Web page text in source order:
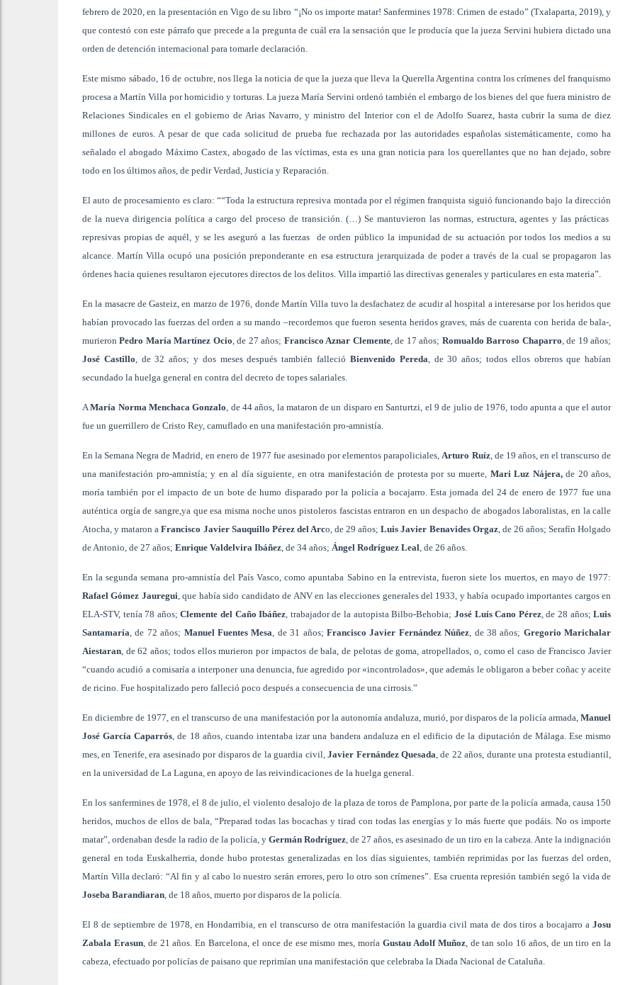
febrero de 2020, en la presentación en Vigo de su libro “¡No os importe matar! Sanfermines 1978: Crimen de estado” (Txalaparta, 2019), y
que contestó con este párrafo que precede a la pregunta de cuál era la sensación que le producía que la jueza Servini hubiera dictado una
orden de detención internacional para tomarle declaración.
Este mismo sábado, 16 de octubre, nos llega la noticia de que la jueza que lleva la Querella Argentina contra los crímenes del franquismo
procesa a Martín Villa por homicidio y torturas. La jueza María Servini ordenó también el embargo de los bienes del que fuera ministro de
Relaciones Sindicales en el gobierno de Arias Navarro, y ministro del Interior con el de Adolfo Suarez, hasta cubrir la suma de diez
millones de euros. A pesar de que cada solicitud de prueba fue rechazada por las autoridades españolas sistemáticamente, como ha
señalado el abogado Máximo Castex, abogado de las víctimas, esta es una gran noticia para los querellantes que no han dejado, sobre
todo en los últimos años, de pedir Verdad, Justicia y Reparación.
El auto de procesamiento es claro: ““Toda la estructura represiva montada por el régimen franquista siguió funcionando bajo la dirección
de la nueva dirigencia política a cargo del proceso de transición. (…) Se mantuvieron las normas, estructura, agentes y las prácticas
represivas propias de aquél, y se les aseguró a las fuerzas de orden público la impunidad de su actuación por todos los medios a su
alcance. Martín Villa ocupó una posición preponderante en esa estructura jerarquizada de poder a través de la cual se propagaron las
órdenes hacia quienes resultaron ejecutores directos de los delitos. Villa impartió las directivas generales y particulares en esta materia”.
En la masacre de Gasteiz, en marzo de 1976, donde Martín Villa tuvo la desfachatez de acudir al hospital a interesarse por los heridos que
habían provocado las fuerzas del orden a su mando –recordemos que fueron sesenta heridos graves, más de cuarenta con herida de bala-,
murieronPedro María Martínez Ocio, de 27 años; Francisco Aznar Clemente, de 17 años; Romualdo Barroso Chaparro, de 19 años;
José Castillo, de 32 años; y dos meses después también falleció Bienvenido Pereda, de 30 años; todos ellos obreros que habían
secundado la huelga general en contra del decreto de topes salariales.
AMaría Norma Menchaca Gonzalo, de 44 años, la mataron de un disparo en Santurtzi, el 9 de julio de 1976, todo apunta a que el autor
fue un guerrillero de Cristo Rey, camuflado en una manifestación pro-amnistía.
En la Semana Negra de Madrid, en enero de 1977 fue asesinado por elementos parapoliciales,Arturo Ruíz, de 19 años, en el transcurso de
una manifestación pro-amnistía; y en al día siguiente, en otra manifestación de protesta por su muerte, Mari Luz Nájera,de 20 años,
moría también por el impacto de un bote de humo disparado por la policía a bocajarro. Esta jornada del 24 de enero de 1977 fue una
auténtica orgía de sangre,ya que esa misma noche unos pistoleros fascistas entraron en un despacho de abogados laboralistas, en la calle
Atocha, y mataron aFrancisco Javier Sauquillo Pérez del Arco, de 29 años;Luis Javier Benavides Orgaz, de 26 años; Serafín Holgado
de Antonio, de 27 años; Enrique Valdelvira Ibáñez, de 34 años; Ángel Rodríguez Leal, de 26 años.
En la segunda semana pro-amnistía del País Vasco, como apuntaba Sabino en la entrevista, fueron siete los muertos, en mayo de 1977:
Rafael Gómez Jauregui, que había sido candidato de ANV en las elecciones generales del 1933, y había ocupado importantes cargos en
ELA-STV, tenía 78 años;Clemente del Caño Ibáñez, trabajador de la autopista Bilbo-Behobia; José Luís Cano Pérez, de 28 años;Luis
Santamaría, de 72 años; Manuel Fuentes Mesa, de 31 años;Francisco Javier Fernández Núñez, de 38 años; Gregorio Marichalar
Aiestaran, de 62 años; todos ellos murieron por impactos de bala, de pelotas de goma, atropellados, o, como el caso de Francisco Javier
“cuando acudió a comisaría a interponer una denuncia, fue agredido por «incontrolados», que además le obligaron a beber coñac y aceite
de ricino. Fue hospitalizado pero falleció poco después a consecuencia de una cirrosis.”
En diciembre de 1977, en el transcurso de una manifestación por la autonomía andaluza, murió, por disparos de la policía armada,Manuel
José García Caparrós, de 18 años, cuando intentaba izar una bandera andaluza en el edificio de la diputación de Málaga. Ese mismo
mes, en Tenerife, era asesinado por disparos de la guardia civil,Javier Fernández Quesada, de 22 años, durante una protesta estudiantil,
en la universidad de La Laguna, en apoyo de las reivindicaciones de la huelga general.
En los sanfermines de 1978, el 8 de julio, el violento desalojo de la plaza de toros de Pamplona, por parte de la policía armada, causa 150
heridos, muchos de ellos de bala, “Preparad todas las bocachas y tirad con todas las energías y lo más fuerte que podáis. No os importe
matar”, ordenaban desde la radio de la policía, yGermán Rodríguez, de 27 años, es asesinado de un tiro en la cabeza. Ante la indignación
general en toda Euskalherria, donde hubo protestas generalizadas en los días siguientes, también reprimidas por las fuerzas del orden,
Martín Villa declaró: “Al fin y al cabo lo nuestro serán errores, pero lo otro son crímenes”. Esa cruenta represión también segó la vida de
Joseba Barandiaran, de 18 años, muerto por disparos de la policía.
El 8 de septiembre de 1978, en Hondarribia, en el transcurso de otra manifestación la guardia civil mata de dos tiros a bocajarro aJosu
Zabala Erasun, de 21 años. En Barcelona, el once de ese mismo mes, moría Gustau Adolf Muñoz, de tan solo 16 años, de un tiro en la
cabeza, efectuado por policías de paisano que reprimían una manifestación que celebraba la Diada Nacional de Cataluña.